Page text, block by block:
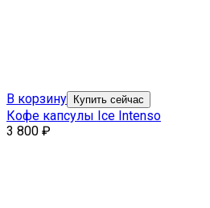
В корзину Купить сейчас
Кофе капсулы Ice Intenso
3 800 ₽